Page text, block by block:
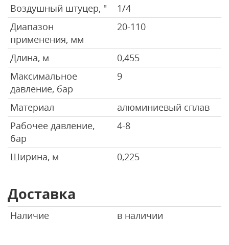
Воздушный штуцер, "
1/4
Диапазон
применения, мм
20-110
Длина, м
0,455
Максимальное
давление, бар
9
Материал
алюминиевый сплав
Рабочее давление,
бар
4-8
Ширина, м 0,225
Доставка
Наличие в наличии